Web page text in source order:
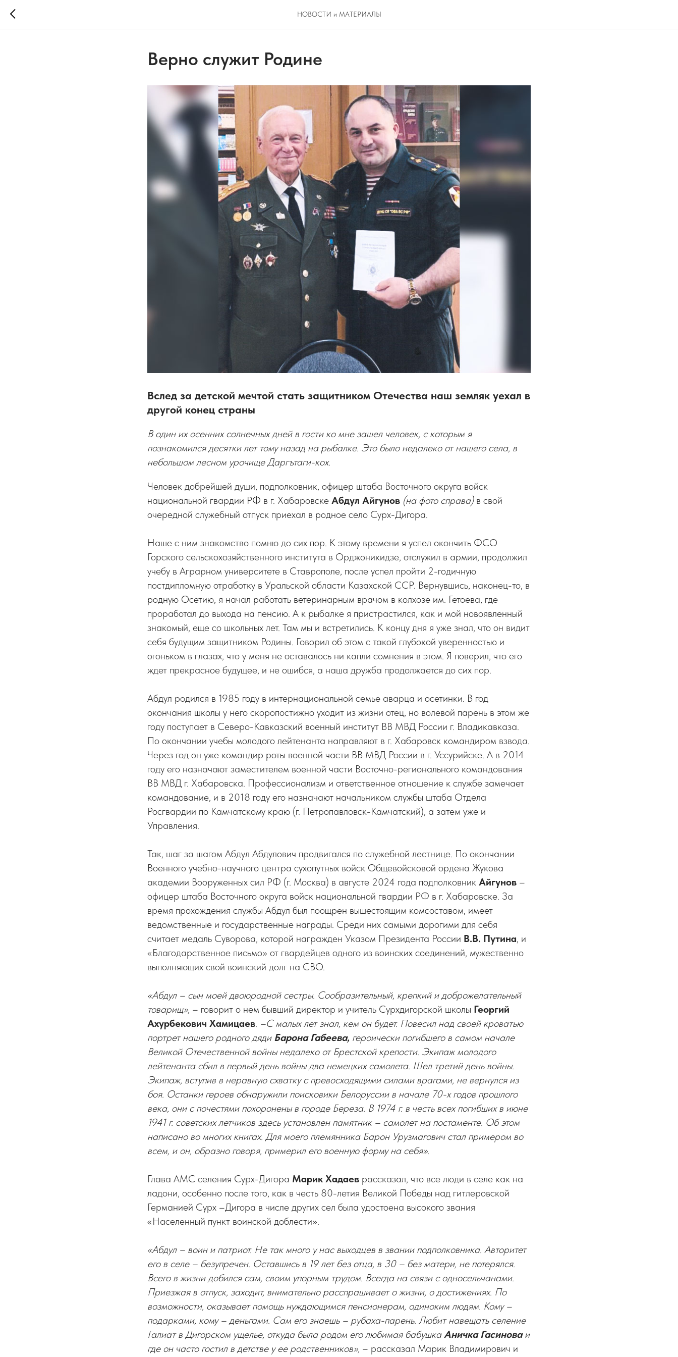
НОВОСТИ и МАТЕРИАЛЫ
Верно служит Родине
Вслед за детской мечтой стать защитником Отечества наш земляк уехал в
другой конец страны
В один их осенних солнечных дней в гости ко мне зашел человек, с которым я
познакомился десятки лет тому назад на рыбалке. Это было недалеко от нашего села, в
небольшом лесном урочище Даргътаги-кох.
Человек добрейшей души, подполковник, офицер штаба Восточного округа войск
национальной гвардии РФ в г. Хабаровске Абдул Айгунов (на фото справа)в свой
очередной служебный отпуск приехал в родное село Сурх-Дигора.
Наше с ним знакомство помню до сих пор. К этому времени я успел окончить ФСО
Горского сельскохозяйственного института в Орджоникидзе, отслужил в армии, продолжил
учебу в Аграрном университете в Ставрополе, после успел пройти 2-годичную
постдипломную отработку в Уральской области Казахской ССР. Вернувшись, наконец-то, в
родную Осетию, я начал работать ветеринарным врачом в колхозе им. Гетоева, где
проработал до выхода на пенсию. А к рыбалке я пристрастился, как и мой новоявленный
знакомый, еще со школьных лет. Там мы и встретились. К концу дня я уже знал, что он видит
себя будущим защитником Родины. Говорил об этом с такой глубокой уверенностью и
огоньком в глазах, что у меня не оставалось ни капли сомнения в этом. Я поверил, что его
ждет прекрасное будущее, и не ошибся, а наша дружба продолжается до сих пор.
Абдул родился в 1985 году в интернациональной семье аварца и осетинки. В год
окончания школы у него скоропостижно уходит из жизни отец, но волевой парень в этом же
году поступает в Северо-Кавказский военный институт ВВ МВД России г. Владикавказа.
По окончании учебы молодого лейтенанта направляют в г. Хабаровск командиром взвода.
Через год он уже командир роты военной части ВВ МВД России в г. Уссурийске. А в 2014
году его назначают заместителем военной части Восточно-регионального командования
ВВ МВД г. Хабаровска. Профессионализм и ответственное отношение к службе замечает
командование, и в 2018 году его назначают начальником службы штаба Отдела
Росгвардии по Камчатскому краю (г. Петропавловск-Камчатский), а затем уже и
Управления.
Так, шаг за шагом Абдул Абдулович продвигался по служебной лестнице. По окончании
Военного учебно-научного центра сухопутных войск Общевойсковой ордена Жукова
академии Вооруженных сил РФ (г. Москва) в августе 2024 года подполковник Айгунов –
офицер штаба Восточного округа войск национальной гвардии РФ в г. Хабаровске. За
время прохождения службы Абдул был поощрен вышестоящим комсоставом, имеет
ведомственные и государственные награды. Среди них самыми дорогими для себя
считает медаль Суворова, которой награжден Указом Президента России В.В. Путина, и
«Благодарственное письмо» от гвардейцев одного из воинских соединений, мужественно
выполняющих свой воинский долг на СВО.
«Абдул – сын моей двоюродной сестры. Сообразительный, крепкий и доброжелательный
товарищ», – говорит о нем бывший директор и учитель Сурхдигорской школы Георгий
Ахурбекович Хамицаев. –С малых лет знал, кем он будет. Повесил над своей кроватью
портрет нашего родного дяди Барона Габеева, героически погибшего в самом начале
Великой Отечественной войны недалеко от Брестской крепости. Экипаж молодого
лейтенанта сбил в первый день войны два немецких самолета. Шел третий день войны.
Экипаж, вступив в неравную схватку с превосходящими силами врагами, не вернулся из
боя. Останки героев обнаружили поисковики Белоруссии в начале 70-х годов прошлого
века, они с почестями похоронены в городе Береза. В 1974 г. в честь всех погибших в июне
1941 г. советских летчиков здесь установлен памятник – самолет на постаменте. Об этом
написано во многих книгах. Для моего племянника Барон Урузмагович стал примером во
всем, и он, образно говоря, примерил его военную форму на себя».
Глава АМС селения Сурх-Дигора Марик Хадаев рассказал, что все люди в селе как на
ладони, особенно после того, как в честь 80-летия Великой Победы над гитлеровской
Германией Сурх –Дигора в числе других сел была удостоена высокого звания
«Населенный пункт воинской доблести».
«Абдул – воин и патриот. Не так много у нас выходцев в звании подполковника. Авторитет
его в селе – безупречен. Оставшись в 19 лет без отца, в 30 – без матери, не потерялся.
Всего в жизни добился сам, своим упорным трудом. Всегда на связи с односельчанами.
Приезжая в отпуск, заходит, внимательно расспрашивает о жизни, о достижениях. По
возможности, оказывает помощь нуждающимся пенсионерам, одиноким людям. Кому –
подарками, кому – деньгами. Сам его знаешь – рубаха-парень. Любит навещать селение
Галиат в Дигорском ущелье, откуда была родом его любимая бабушкаАничка Гасиноваи
где он часто гостил в детстве у ее родственников», – рассказал Марик Владимирович и